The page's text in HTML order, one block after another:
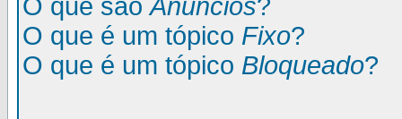
O que sãoAnúncios?
O que é um tópico Fixo?
O que é um tópico Bloqueado?